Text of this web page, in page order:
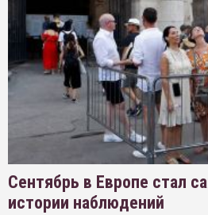
Сентябрь в Европе стал
истории наблюдений